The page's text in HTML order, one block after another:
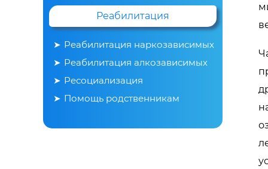
Реабилитация
Реабилитация наркозависимых
Реабилитация алкозависимых
Ресоциализация
Помощь родственникам